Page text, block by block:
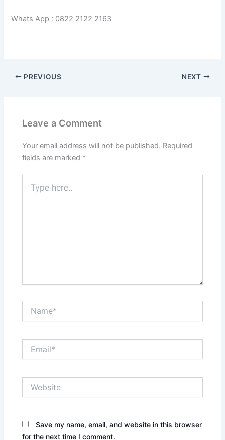
Whats App : 0822 2122 2163
PREVIOUS NEXT
Leave a Comment
Your email address will not be published. Required
fields are marked *
here..
Save my name, email, and website in this browser
for the next time I comment.